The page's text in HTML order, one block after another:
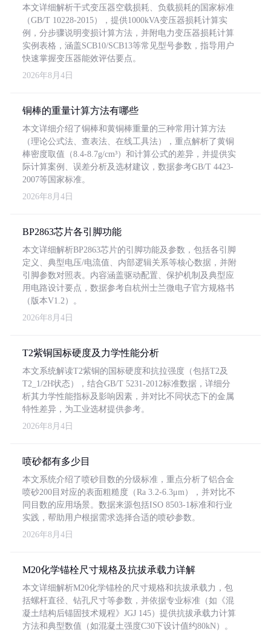
本文详细解析干式变压器空载损耗、负载损耗的国家标准
（GB/T 10228-2015），提供1000kVA变压器损耗计算实
例，分步骤说明变损计算方法，并附电力变压器损耗计算
实例表格，涵盖SCB10/SCB13等常见型号参数，指导用户
快速掌握变压器能效评估要点。
2026年8月4日
铜棒的重量计算方法有哪些
本文详细介绍了铜棒和黄铜棒重量的三种常用计算方法
（理论公式法、查表法、在线工具法），重点解析了黄铜
棒密度取值（8.4-8.7g/cm³）和计算公式的差异，并提供实
际计算案例、误差分析及选材建议，数据参考GB/T 4423-
2007等国家标准。
2026年8月4日
BP2863芯片各引脚功能
本文详细解析BP2863芯片的引脚功能及参数，包括各引脚
定义、典型电压/电流值、内部逻辑关系等核心数据，并附
引脚参数对照表。内容涵盖驱动配置、保护机制及典型应
用电路设计要点，数据参考自杭州士兰微电子官方规格书
（版本V1.2）。
2026年8月4日
T2紫铜国标硬度及力学性能分析
本文系统解读T2紫铜的国标硬度和抗拉强度（包括T2及
T2_1/2H状态），结合GB/T 5231-2012标准数据，详细分
析其力学性能指标及影响因素，并对比不同状态下的金属
特性差异，为工业选材提供参考。
2026年8月4日
喷砂都有多少目
本文系统介绍了喷砂目数的分级标准，重点分析了铝合金
喷砂200目对应的表面粗糙度（Ra 3.2-6.3μm），并对比不
同目数的应用场景。数据来源包括ISO 8503-1标准和行业
实践，帮助用户根据需求选择合适的喷砂参数。
2026年8月4日
M20化学锚栓尺寸规格及抗拔承载力详解
本文详细解析M20化学锚栓的尺寸规格和抗拔承载力，包
括螺杆直径、钻孔尺寸等参数，并依据专业标准（如《混
凝土结构后锚固技术规程》JGJ 145）提供抗拔承载力计算
方法和典型数值（如混凝土强度C30下设计值约80kN）。